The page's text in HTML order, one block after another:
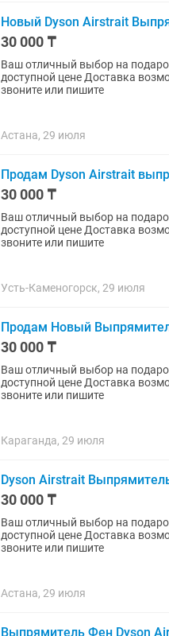
Новый Dyson Airstrait
30 000 ₸
Ваш отличный выбор на подарок для девушки Новый
доступной цене Доставка возможна до дома и в любой город быстро надежно Для покупки
звоните или пишите
Астана, 29 июля
Продам Dyson Airstrait
30 000 ₸
Ваш отличный выбор на подарок для девушки Новый
доступной цене Доставка возможна до дома и в любой город быстро надежно Для покупки
звоните или пишите
Усть-Каменогорск, 29 июля
Продам Новый
30 000 ₸
Ваш отличный выбор на подарок для девушки Новый
доступной цене Доставка возможна до дома и в любой город быстро надежно Для покупки
звоните или пишите
Караганда, 29 июля
Dyson Airstrait
30 000 ₸
Ваш отличный выбор на подарок для девушки Новый
доступной цене Доставка возможна до дома и в любой город быстро надежно Для покупки
звоните или пишите
Астана, 29 июля
Выпрямитель Фен Dyson